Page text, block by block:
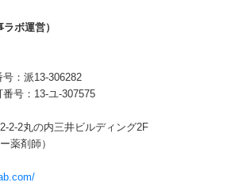
ボ運営）
：派13-306282
号：13-ユ-307575
2-2丸の内三井ビルディング2F
薬剤師）